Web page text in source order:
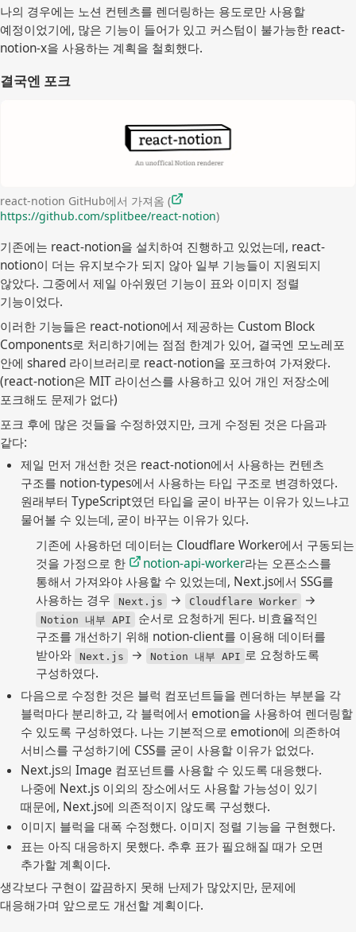
나의 경우에는 노션 컨텐츠를 렌더링하는 용도로만 사용할
예정이었기에, 많은 기능이 들어가 있고 커스텀이 불가능한 react-
notion-x을 사용하는 계획을 철회했다.
결국엔 포크
react-notion GitHub에서 가져옴 (
https://github.com/splitbee/react-notion)
기존에는 react-notion을 설치하여 진행하고 있었는데, react-
notion이 더는 유지보수가 되지 않아 일부 기능들이 지원되지
않았다. 그중에서 제일 아쉬웠던 기능이 표와 이미지 정렬
기능이었다.
이러한 기능들은 react-notion에서 제공하는 Custom Block
Components로 처리하기에는 점점 한계가 있어, 결국엔 모노레포
안에 shared 라이브러리로 react-notion을 포크하여 가져왔다.
(react-notion은 MIT 라이선스를 사용하고 있어 개인 저장소에
포크해도 문제가 없다)
포크 후에 많은 것들을 수정하였지만, 크게 수정된 것은 다음과
같다:
제일 먼저 개선한 것은 react-notion에서 사용하는 컨텐츠
구조를 notion-types에서 사용하는 타입 구조로 변경하였다.
원래부터 TypeScript였던 타입을 굳이 바꾸는 이유가 있느냐고
물어볼 수 있는데, 굳이 바꾸는 이유가 있다.
기존에 사용하던 데이터는 Cloudflare Worker에서 구동되는
것을 가정으로 한
notion-api-worker라는 오픈소스를
통해서 가져와야 사용할 수 있었는데, Next.js에서 SSG를
사용하는 경우
Next.js → Cloudflare Worker →
Notion 내부 API
순서로 요청하게 된다. 비효율적인
구조를 개선하기 위해 notion-client를 이용해 데이터를
받아와
Next.js → Notion 내부 API 로 요청하도록
구성하였다.
다음으로 수정한 것은 블럭 컴포넌트들을 렌더하는 부분을 각
블럭마다 분리하고, 각 블럭에서 emotion을 사용하여 렌더링할
수 있도록 구성하였다. 나는 기본적으로 emotion에 의존하여
서비스를 구성하기에 CSS를 굳이 사용할 이유가 없었다.
Next.js의 Image 컴포넌트를 사용할 수 있도록 대응했다.
나중에 Next.js 이외의 장소에서도 사용할 가능성이 있기
때문에, Next.js에 의존적이지 않도록 구성했다.
이미지 블럭을 대폭 수정했다. 이미지 정렬 기능을 구현했다.
표는 아직 대응하지 못했다. 추후 표가 필요해질 때가 오면
추가할 계획이다.
생각보다 구현이 깔끔하지 못해 난제가 많았지만, 문제에
대응해가며 앞으로도 개선할 계획이다.